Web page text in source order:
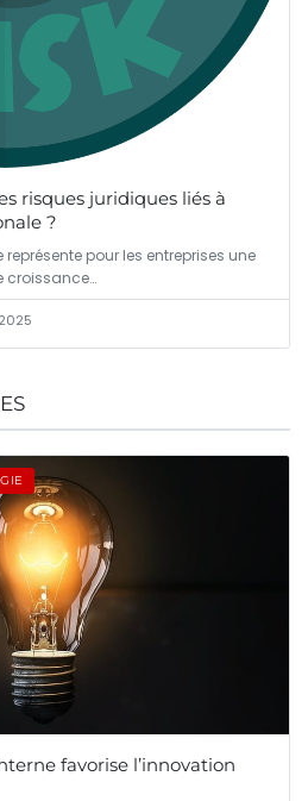
risques juridiques liés à
?
pour les entreprises une
croissance…
favorise l’innovation